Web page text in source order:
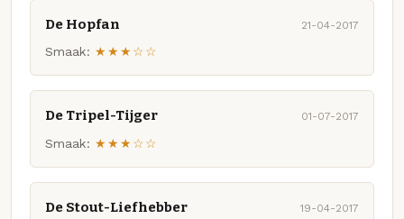
De Hopfan 21-04-2017
Smaak: ★★★☆☆
De Tripel-Tijger 01-07-2017
Smaak: ★★★☆☆
De Stout-Liefhebber 19-04-2017